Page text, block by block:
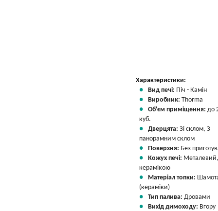
Характеристики:
Вид печі: Піч - Камін
Виробник: Thorma
Об'єм приміщення: до
куб.
Дверцята: Зі склом, З
панорамним склом
Поверхня: Без
Кожух печі:
керамікою
Матеріал топки:
(кераміки)
Тип палива: Дровами
Вихід димоходу: Вгору